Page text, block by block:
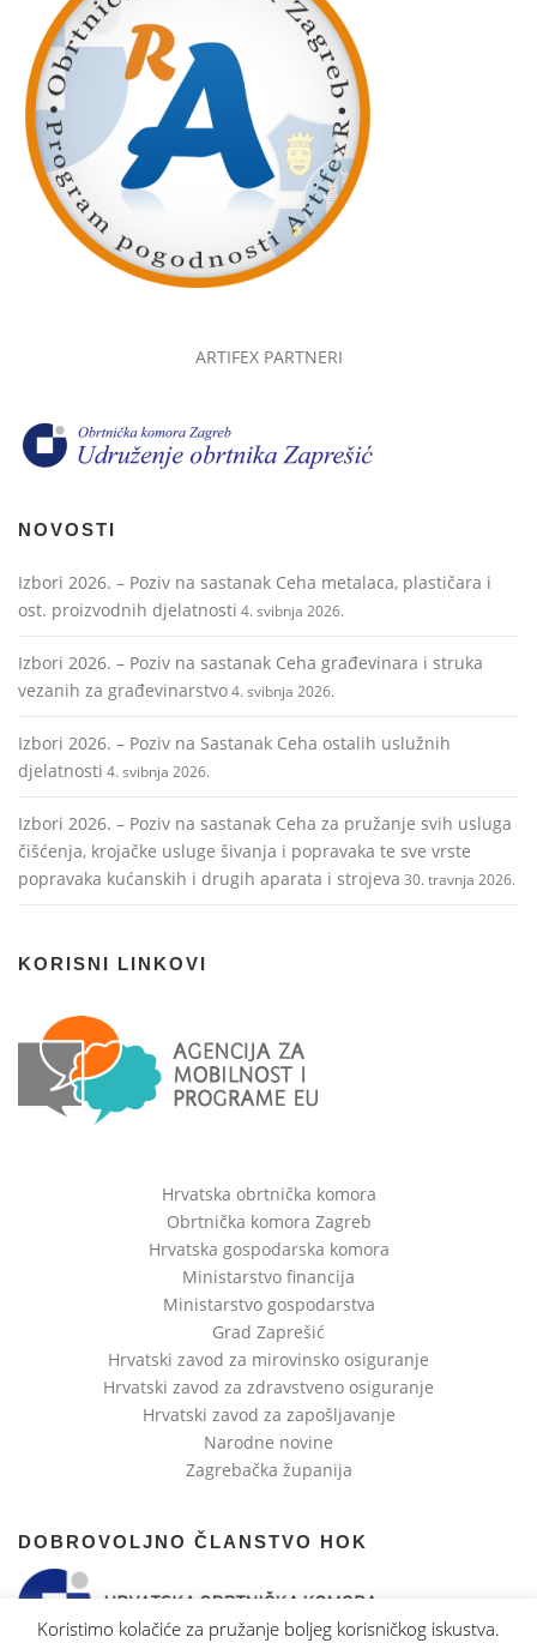
ARTIFEX PARTNERI
NOVOSTI
Izbori 2026. – Poziv na sastanak Ceha metalaca, plastičara i
ost. proizvodnih djelatnosti 4. svibnja 2026.
Izbori 2026. – Poziv na sastanak Ceha građevinara i struka
vezanih za građevinarstvo4. svibnja 2026.
Izbori 2026. – Poziv na Sastanak Ceha ostalih uslužnih
djelatnosti 4. svibnja 2026.
Izbori 2026. – Poziv na sastanak Ceha za pružanje svih usluga
čišćenja, krojačke usluge šivanja i popravaka te sve vrste
popravaka kućanskih i drugih aparata i strojeva 30. travnja 2026.
KORISNI LINKOVI
Hrvatska obrtnička komora
Obrtnička komora Zagreb
Hrvatska gospodarska komora
Ministarstvo financija
Ministarstvo gospodarstva
Grad Zaprešić
Hrvatski zavod za mirovinsko osiguranje
Hrvatski zavod za zdravstveno osiguranje
Hrvatski zavod za zapošljavanje
Narodne novine
Zagrebačka županija
DOBROVOLJNO ČLANSTVO HOK
Koristimo kolačiće za pružanje boljeg korisničkog iskustva.